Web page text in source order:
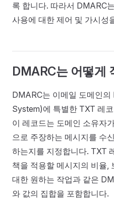
록 합니다. 따라서 DMARC
사용에 대한 제어 및 가시성
DMARC는 어떻게
DMARC는 이메일 도메인
System)에 특별한 TXT 레
이 레코드는 도메인 소유자
으로 주장하는 메시지를 수
하는지를 지정합니다. TXT
책을 적용할 메시지의 비율,
대한 원하는 작업과 같은
와 값의 집합을 포함합니다.